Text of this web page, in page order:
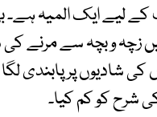
کے لیے ایک المیہ ہے۔
زچہ و بچہ سے مرنے
شادیوں پر پابندی لگا
شرح کو کم کیا۔